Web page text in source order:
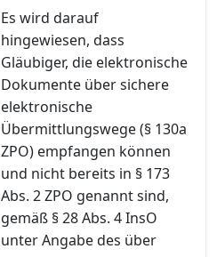
Es wird darauf
hingewiesen, dass
Gläubiger, die elektronische
Dokumente über sichere
elektronische
Übermittlungswege (§ 130a
ZPO) empfangen können
und nicht bereits in § 173
Abs. 2 ZPO genannt sind,
gemäß § 28 Abs. 4 InsO
unter Angabe des über